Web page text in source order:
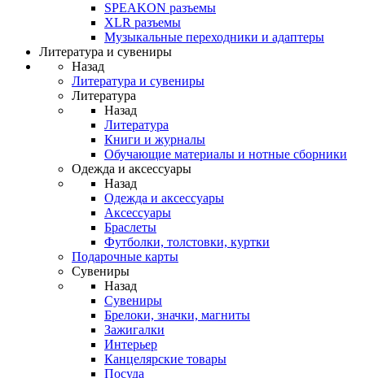
SPEAKON разъемы
XLR разъемы
Музыкальные переходники и адаптеры
Литература и сувениры
Назад
Литература и сувениры
Литература
Назад
Литература
Книги и журналы
Обучающие материалы и нотные сборники
Одежда и аксессуары
Назад
Одежда и аксессуары
Аксессуары
Браслеты
Футболки, толстовки, куртки
Подарочные карты
Сувениры
Назад
Сувениры
Брелоки, значки, магниты
Зажигалки
Интерьер
Канцелярские товары
Посуда